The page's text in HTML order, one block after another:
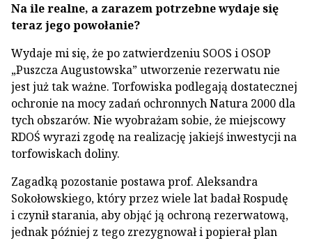
Na ile realne, a zarazem potrzebne wydaje się
teraz jego powołanie?
Wydaje mi się, że po zatwierdzeniu SOOS i OSOP
„Puszcza Augustowska” utworzenie rezerwatu nie
jest już tak ważne. Torfowiska podlegają dostatecznej
ochronie na mocy zadań ochronnych Natura 2000 dla
tych obszarów. Nie wyobrażam sobie, że miejscowy
RDOŚ wyrazi zgodę na realizację jakiejś inwestycji na
torfowiskach doliny.
Zagadką pozostanie postawa prof. Aleksandra
Sokołowskiego, który przez wiele lat badał Rospudę
i czynił starania, aby objąć ją ochroną rezerwatową,
jednak później z tego zrezygnował i popierał plan